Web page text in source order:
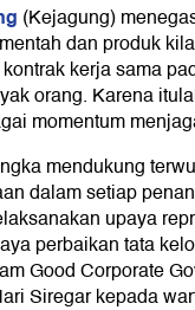
(Kejagung)
dan produk
kerja sama
orang. Karena
momentum
mendukung
dalam setiap
upaya
perbaikan tata
Good Corporate
Siregar kepada